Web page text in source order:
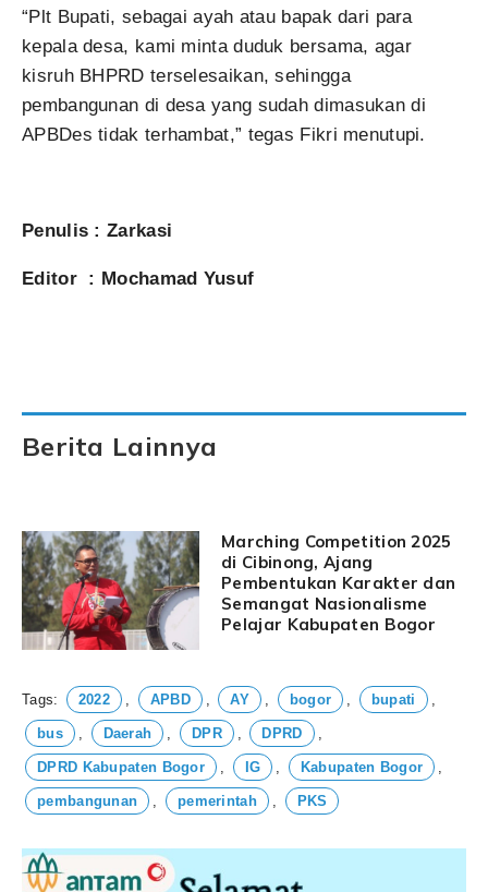
“Plt Bupati, sebagai ayah atau bapak dari para
kepala desa, kami minta duduk bersama, agar
kisruh BHPRD terselesaikan, sehingga
pembangunan di desa yang sudah dimasukan di
APBDes tidak terhambat,” tegas Fikri menutupi.
Penulis : Zarkasi
Editor : Mochamad Yusuf
Berita Lainnya
Marching Competition 2025
di Cibinong, Ajang
Pembentukan Karakter dan
Semangat Nasionalisme
Pelajar Kabupaten Bogor
Tags: 2022 APBD AY bogor bupati
bus Daerah DPR DPRD
DPRD Kabupaten Bogor IG Kabupaten Bogor
pembangunan pemerintah PKS